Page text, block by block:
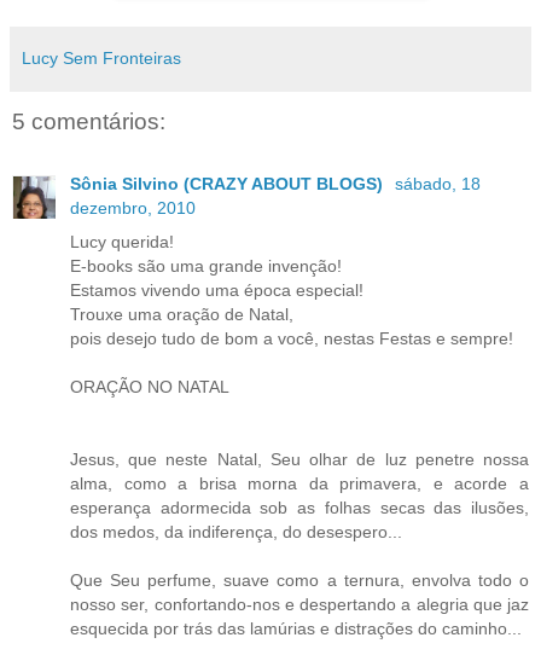
Lucy Sem Fronteiras
5 comentários:
Sônia Silvino (CRAZY ABOUT BLOGS)
sábado, 18
dezembro, 2010
Lucy querida!
E-books são uma grande invenção!
Estamos vivendo uma época especial!
Trouxe uma oração de Natal,
pois desejo tudo de bom a você, nestas Festas e sempre!
ORAÇÃO NO NATAL
Jesus, que neste Natal, Seu olhar de luz penetre nossa
alma, como a brisa morna da primavera, e acorde a
esperança adormecida sob as folhas secas das ilusões,
dos medos, da indiferença, do desespero...
Que Seu perfume, suave como a ternura, envolva todo o
nosso ser, confortando-nos e despertando a alegria que jaz
esquecida por trás das lamúrias e distrações do caminho...